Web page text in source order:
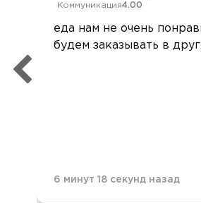
Коммуникация4.00
еда нам не очень
будем заказывать в
6 минут 18 секунд назад